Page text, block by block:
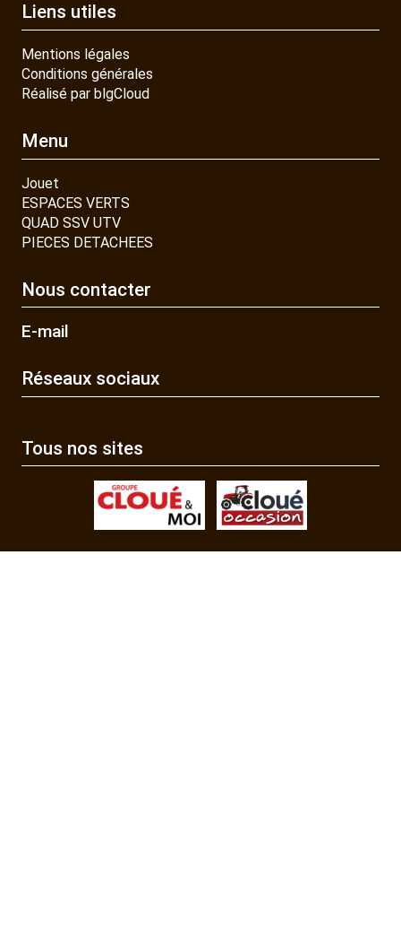
Liens utiles
Mentions légales
Conditions générales
Réalisé par blgCloud
Menu
Jouet
ESPACES VERTS
QUAD SSV UTV
PIECES DETACHEES
Nous contacter
E-mail
Réseaux sociaux
Tous nos sites